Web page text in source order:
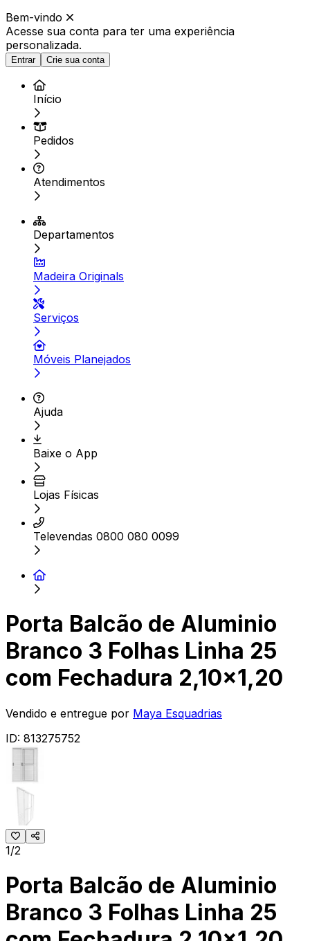
Bem-vindo
Acesse sua conta para ter uma experiência
personalizada.
Entrar Crie sua conta
Início
Pedidos
Atendimentos
Departamentos
Madeira Originals
Serviços
Móveis Planejados
Ajuda
Baixe o App
Lojas Físicas
Televendas 0800 080 0099
Porta Balcão de Aluminio
Branco 3 Folhas Linha 25
com Fechadura 2,10x1,20
Vendido e entregue por Maya Esquadrias
ID: 813275752
1/2
Porta Balcão de Aluminio
Branco 3 Folhas Linha 25